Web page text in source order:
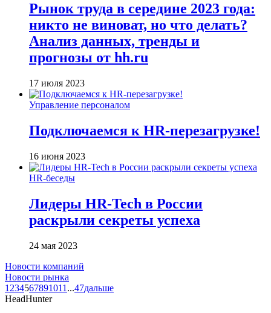
Рынок труда в середине 2023 года:
никто не виноват, но что делать?
Анализ данных, тренды и
прогнозы от hh.ru
17 июля 2023
Управление персоналом
Подключаемся к HR-перезагрузке!
16 июня 2023
HR-беседы
Лидеры HR-Tech в России
раскрыли секреты успеха
24 мая 2023
Новости компаний
Новости рынка
1 234567891011 ...47дальше
HeadHunter